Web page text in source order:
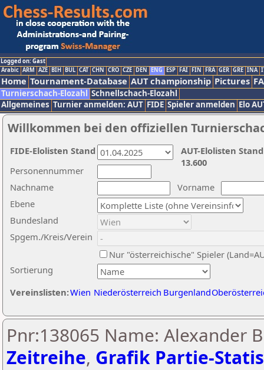
Logged on: Gast
Arabic ARM AZE BIH BUL CAT CHN CRO CZE DEN ENG ESP FAI FIN FRA GER GRE INA
Home Tournament-Database AUT championship Pictures
Turnierschach-Elozahl Schnellschach-Elozahl
Allgemeines Turnier anmelden: AUT FIDE Spieler anmelden Elo
Willkommen bei den offiziellen
Nachname
Vorname
Ebene
Sortierung
Personennummer
Bundesland
Spgem./Kreis/Verein
Nur "österreichische" Spieler
Vereinslisten:Wien Niederösterreich Burgenland
AUT-Elolisten
13.600
FIDE-Elolisten Stand
Pnr:138065 Name: Alexander
Zeitreihe, Grafik Partie-